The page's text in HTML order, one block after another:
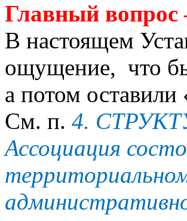
Главный вопрос
В настоящем
ощущение, что
а потом оставили
См. п. 4.
Ассоциация